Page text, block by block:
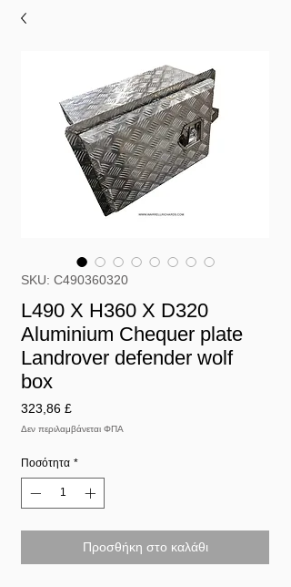
SKU: C490360320
L490 X H360 X D320
Aluminium Chequer plate
Landrover defender wolf
box
323,86 £
Δεν περιλαμβάνεται ΦΠΑ
Ποσότητα *
Προσθήκη στο καλάθι